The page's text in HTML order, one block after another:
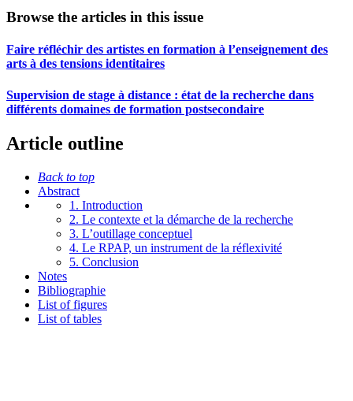
Browse the articles in this issue
Faire réfléchir des artistes en formation à l’enseignement des
arts à des tensions identitaires
Supervision de stage à distance : état de la recherche dans
différents domaines de formation postsecondaire
Article outline
Back to top
Abstract
1. Introduction
2. Le contexte et la démarche de la recherche
3. L’outillage conceptuel
4. Le RPAP, un instrument de la réflexivité
5. Conclusion
Notes
Bibliographie
List of figures
List of tables